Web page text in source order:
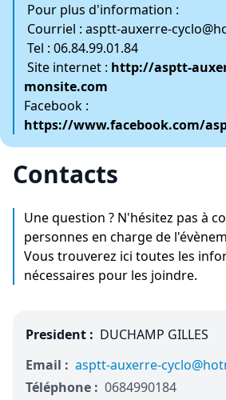
Pour plus d'information :
Courriel : asptt-auxerre-
Tel : 06.84.99.01.84
Site internet : http://asptt-
monsite.com
Facebook :
https://www.facebook.com/
Contacts
Une question ? N'hésitez pas à
personnes en charge de
Vous trouverez ici toutes les
nécessaires pour les joindre.
President : DUCHAMP GILLES
Email : asptt-auxerre-
Téléphone : 0684990184